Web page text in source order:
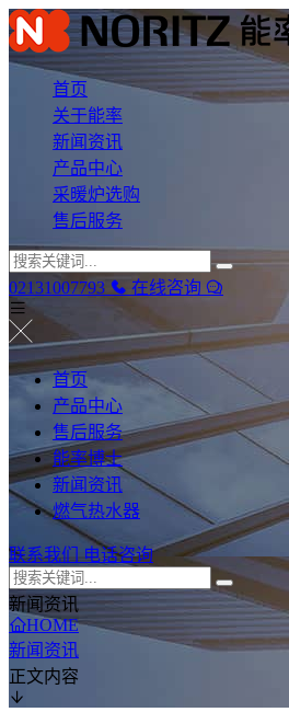
首页
关于能率
新闻资讯
产品中心
采暖炉选购
售后服务
02131007793 在线咨询
首页
产品中心
售后服务
能率博士
新闻资讯
燃气热水器
联系我们 电话咨询
新闻资讯
HOME
新闻资讯
正文内容